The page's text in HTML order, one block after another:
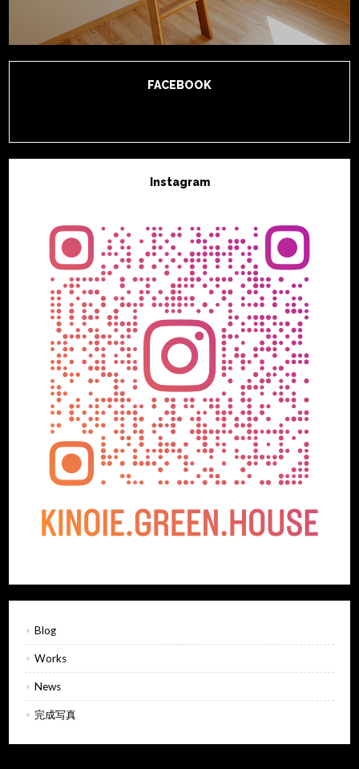
FACEBOOK
Instagram
Blog
Works
News
完成写真